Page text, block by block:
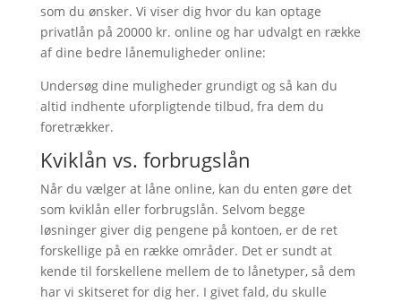
som du ønsker. Vi viser dig hvor du kan optage
privatlån på 20000 kr. online og har udvalgt en række
af dine bedre lånemuligheder online:
Undersøg dine muligheder grundigt og så kan du
altid indhente uforpligtende tilbud, fra dem du
foretrækker.
Kviklån vs. forbrugslån
Når du vælger at låne online, kan du enten gøre det
som kviklån eller forbrugslån. Selvom begge
løsninger giver dig pengene på kontoen, er de ret
forskellige på en række områder. Det er sundt at
kende til forskellene mellem de to lånetyper, så dem
har vi skitseret for dig her. I givet fald, du skulle